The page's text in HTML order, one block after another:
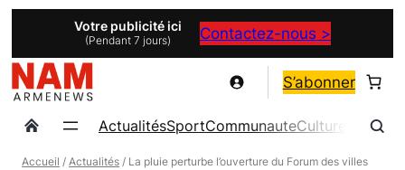
contenu
Votre publicité ici
(Pendant 7 jours) Contactez-nous >
S’abonner
ActualitésSportCommunauteCulture
Accueil /Actualités / La pluie perturbe l’ouverture du Forum des villes